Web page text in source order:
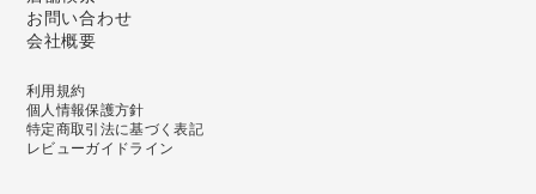
お問い合わせ
会社概要
利用規約
個人情報保護方針
特定商取引法に基づく表記
レビューガイドライン